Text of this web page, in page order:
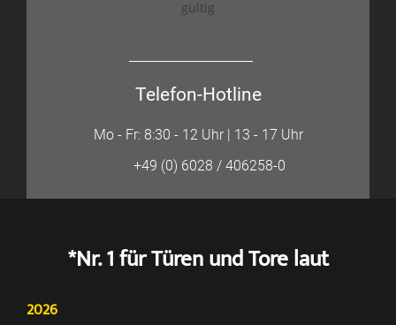
gültig
Telefon-Hotline
Mo - Fr: 8:30 - 12 Uhr | 13 - 17 Uhr
+49 (0) 6028 / 406258-0
*Nr. 1 für Türen und Tore laut
2026